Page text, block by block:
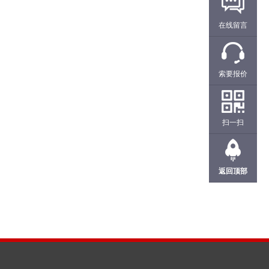
在线留言
索要报价
扫一扫
返回顶部